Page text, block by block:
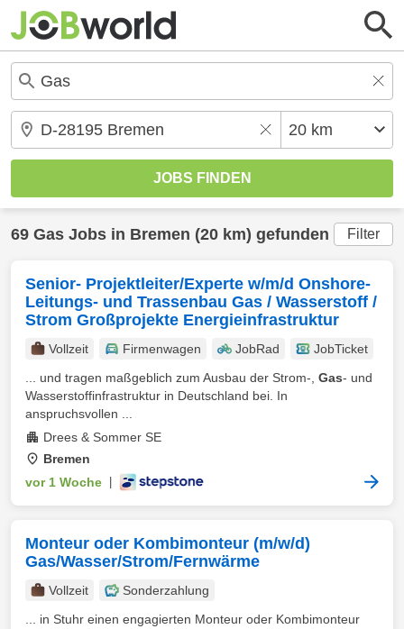
69 Gas Jobs in Bremen (20 km) gefunden Filter
Senior- Projektleiter/Experte w/m/d Onshore-
Leitungs- und Trassenbau Gas / Wasserstoff /
Strom Großprojekte Energieinfrastruktur
Vollzeit Firmenwagen JobRad
JobTicket
... und tragen maßgeblich zum Ausbau der Strom-, Gas- und
Wasserstoffinfrastruktur in Deutschland bei. In
anspruchsvollen ...
Drees & Sommer SE
Bremen
vor 1 Woche
Monteur oder Kombimonteur (m/w/d)
Gas/Wasser/Strom/Fernwärme
Vollzeit
Sonderzahlung
... in Stuhr einen engagierten Monteur oder Kombimonteur